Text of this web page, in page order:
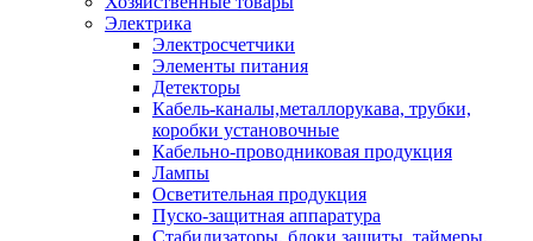
Электрика
Электросчетчики
Элементы питания
Детекторы
Кабель-каналы,металлорукава, трубки,
коробки установочные
Кабельно-проводниковая продукция
Лампы
Осветительная продукция
Пуско-защитная аппаратура
Стабилизаторы, блоки защиты, таймеры,